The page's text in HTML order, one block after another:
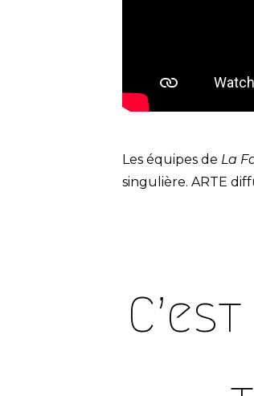
Les équipes de La
singulière. ARTE